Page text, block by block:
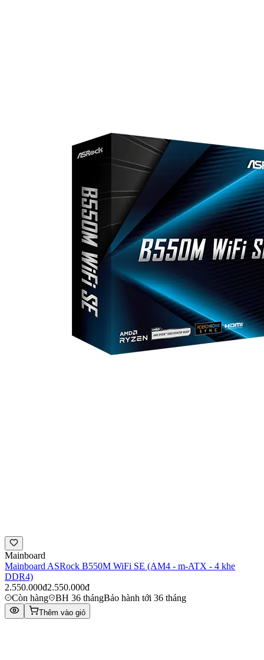
Mainboard
Mainboard ASRock B550M WiFi SE (AM4 - m-ATX - 4 khe
DDR4)
2.550.000đ2.550.000đ
Còn hàng
BH 36 thángBảo hành tới 36 tháng
Thêm vào giỏ